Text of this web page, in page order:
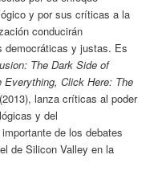
y por sus críticas a la
conducirán
democráticas y justas. Es
The Dark Side of
Everything, Click Here: The
lanza críticas al poder
y del
de los debates
de Silicon Valley en la